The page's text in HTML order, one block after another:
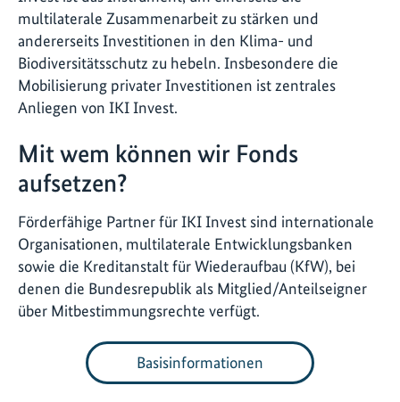
multilaterale Zusammenarbeit zu stärken und
andererseits Investitionen in den Klima- und
Biodiversitätsschutz zu hebeln. Insbesondere die
Mobilisierung privater Investitionen ist zentrales
Anliegen von IKI Invest.
Mit wem können wir Fonds
aufsetzen?
Förderfähige Partner für IKI Invest sind internationale
Organisationen, multilaterale Entwicklungsbanken
sowie die Kreditanstalt für Wiederaufbau (KfW), bei
denen die Bundesrepublik als Mitglied/Anteilseigner
über Mitbestimmungsrechte verfügt.
Basisinformationen